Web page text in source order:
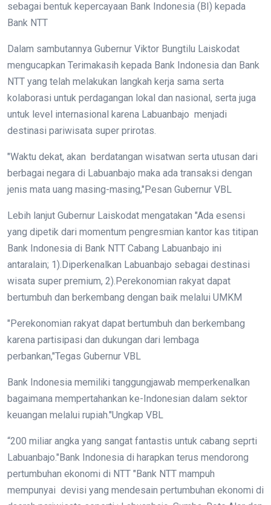
sebagai bentuk kepercayaan Bank Indonesia (BI) kepada
Bank NTT
Dalam sambutannya Gubernur Viktor Bungtilu Laiskodat
mengucapkan Terimakasih kepada Bank Indonesia dan Bank
NTT yang telah melakukan langkah kerja sama serta
kolaborasi untuk perdagangan lokal dan nasional, serta juga
untuk level internasional karena Labuanbajo menjadi
destinasi pariwisata super prirotas.
"Waktu dekat, akan berdatangan wisatwan serta utusan dari
berbagai negara di Labuanbajo maka ada transaksi dengan
jenis mata uang masing-masing,"Pesan Gubernur VBL
Lebih lanjut Gubernur Laiskodat mengatakan "Ada esensi
yang dipetik dari momentum pengresmian kantor kas titipan
Bank Indonesia di Bank NTT Cabang Labuanbajo ini
antaralain; 1).Diperkenalkan Labuanbajo sebagai destinasi
wisata super premium, 2).Perekonomian rakyat dapat
bertumbuh dan berkembang dengan baik melalui UMKM
"Perekonomian rakyat dapat bertumbuh dan berkembang
karena partisipasi dan dukungan dari lembaga
perbankan,"Tegas Gubernur VBL
Bank Indonesia memiliki tanggungjawab memperkenalkan
bagaimana mempertahankan ke-Indonesian dalam sektor
keuangan melalui rupiah."Ungkap VBL
“200 miliar angka yang sangat fantastis untuk cabang seprti
Labuanbajo."Bank Indonesia di harapkan terus mendorong
pertumbuhan ekonomi di NTT "Bank NTT mampuh
mempunyai devisi yang mendesain pertumbuhan ekonomi di